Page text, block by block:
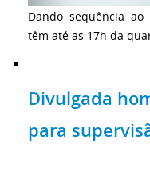
Dando sequência ao
têm até as 17h da
Divulgada
para